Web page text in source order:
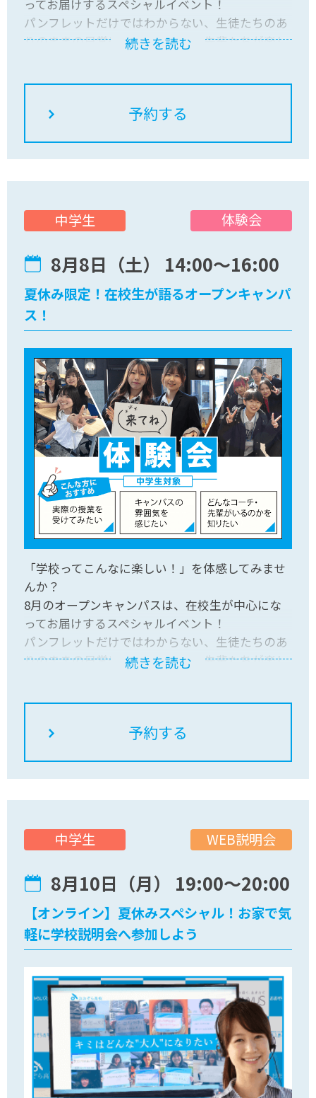
ってお届けするスペシャルイベント！
パンフレットだけではわからない、生徒たちのあ
りのままの日常やリアルな本音を先輩たちが楽し
体験」など、ワクワクするプログラムが目白押
迎！
気軽に来てくださいね。
続きを読む
体験会
8月8日（土） 14:00〜16:00
中学生
夏休み限定！在校生が語るオープンキャンパ
ス！
「学校ってこんなに楽しい！」を体感してみませ
んか？
8月のオープンキャンパスは、在校生が中心にな
ってお届けするスペシャルイベント！
パンフレットだけではわからない、生徒たちのあ
りのままの日常やリアルな本音を先輩たちが楽し
体験」など、ワクワクするプログラムが目白押
迎！
気軽に来てくださいね。
続きを読む
WEB説明会
8月10日（月） 19:00〜20:00
中学生
【オンライン】夏休みスペシャル！お家で気
軽に学校説明会へ参加しよう